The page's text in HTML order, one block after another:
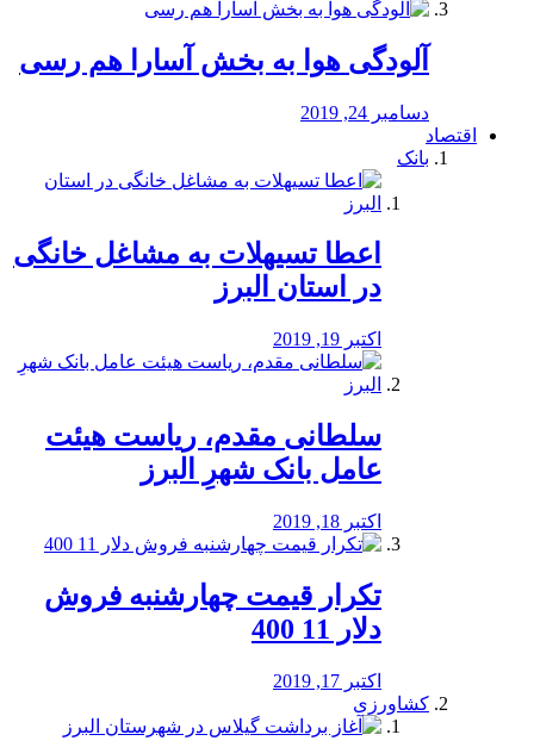
آلودگی هوا به بخش آسارا هم رسی
دسامبر 24, 2019
اقتصاد
بانک
️اعطا تسیهلات به مشاغل خانگی
در استان البرز
اکتبر 19, 2019
سلطانی مقدم، ریاست هیئت
عامل بانک شهرِ البرز
اکتبر 18, 2019
تکرار قیمت چهارشنبه فروش
دلار 11 400
اکتبر 17, 2019
کشاورزی